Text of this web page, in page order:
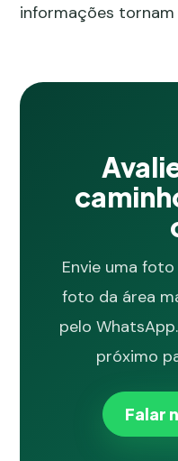
informações
Envie uma
foto da área
pelo
próximo
Falar